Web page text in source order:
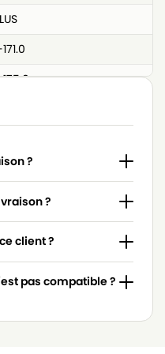
407.0
478.0
?
?
client ?
pas compatible ?